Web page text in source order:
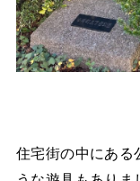
住宅街の中にある